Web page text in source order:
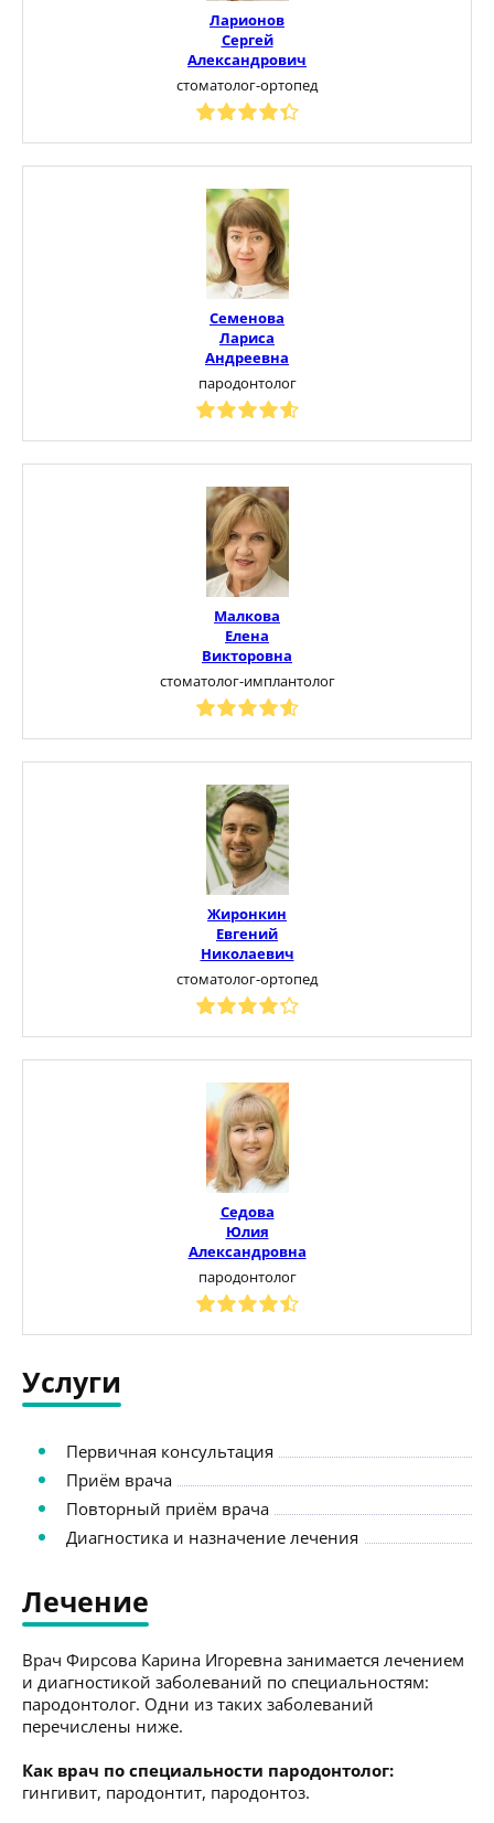
Ларионов
Сергей
Александрович
стоматолог-ортопед
Семенова
Лариса
Андреевна
пародонтолог
Малкова
Елена
Викторовна
стоматолог-имплантолог
Жиронкин
Евгений
Николаевич
стоматолог-ортопед
Седова
Юлия
Александровна
пародонтолог
Услуги
Первичная консультация
Приём врача
Повторный приём врача
Диагностика и назначение лечения
Лечение
Врач Фирсова Карина Игоревна занимается лечением
и диагностикой заболеваний по специальностям:
пародонтолог. Одни из таких заболеваний
перечислены ниже.
Как врач по специальности пародонтолог:
гингивит, пародонтит, пародонтоз.